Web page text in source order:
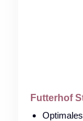
Futterhof